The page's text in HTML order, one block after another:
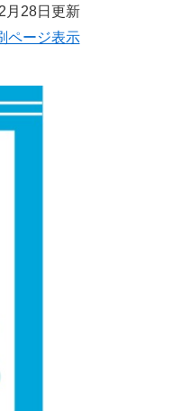
月28日更新
ページ表示